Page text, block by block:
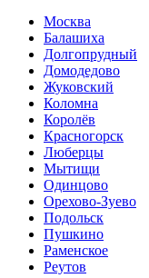
Москва
Балашиха
Долгопрудный
Домодедово
Жуковский
Коломна
Королёв
Красногорск
Люберцы
Мытищи
Одинцово
Орехово-Зуево
Подольск
Пушкино
Раменское
Реутов